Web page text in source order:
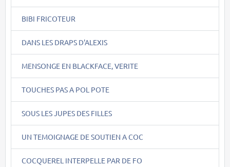
BIBI FRICOTEUR
DANS LES DRAPS D'ALEXIS
MENSONGE EN BLACKFACE, VERITE
TOUCHES PAS A POL POTE
SOUS LES JUPES DES FILLES
UN TEMOIGNAGE DE SOUTIEN A COC
COCQUEREL INTERPELLE PAR DE FO